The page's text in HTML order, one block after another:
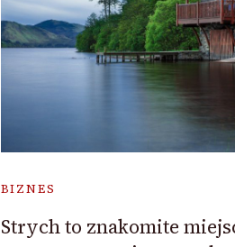
BIZNES
Strych to znakomite